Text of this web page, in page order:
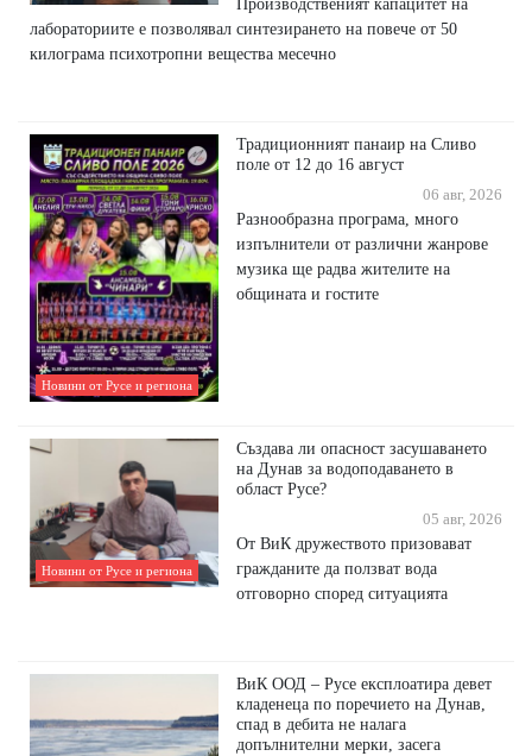
Производственият капацитет на
лабораториите е позволявал синтезирането на повече от 50
килограма психотропни вещества месечно
Новини от Русе и региона
Традиционният панаир на Сливо
поле от 12 до 16 август
06 авг, 2026
Разнообразна програма, много
изпълнители от различни жанрове
музика ще радва жителите на
общината и гостите
Новини от Русе и региона
Създава ли опасност засушаването
на Дунав за водоподаването в
област Русе?
05 авг, 2026
От ВиК дружеството призовават
гражданите да ползват вода
отговорно според ситуацията
ВиК ООД – Русе експлоатира девет
кладенеца по поречието на Дунав,
спад в дебита не налага
допълнителни мерки, засега